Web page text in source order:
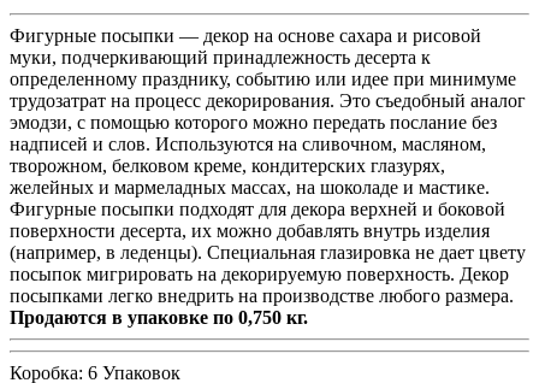
Фигурные посыпки — декор на основе сахара и рисовой
муки, подчеркивающий принадлежность десерта к
определенному празднику, событию или идее при минимуме
трудозатрат на процесс декорирования. Это съедобный аналог
эмодзи, с помощью которого можно передать послание без
надписей и слов. Используются на сливочном, масляном,
творожном, белковом креме, кондитерских глазурях,
желейных и мармеладных массах, на шоколаде и мастике.
Фигурные посыпки подходят для декора верхней и боковой
поверхности десерта, их можно добавлять внутрь изделия
(например, в леденцы). Специальная глазировка не дает цвету
посыпок мигрировать на декорируемую поверхность. Декор
посыпками легко внедрить на производстве любого размера.
Продаются в упаковке по 0,750 кг.
Коробка: 6 Упаковок